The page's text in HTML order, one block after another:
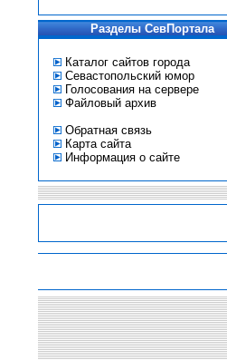
Разделы СевПортала
Каталог сайтов города
Севастопольский юмор
Голосования на сервере
Файловый архив
Обратная связь
Карта сайта
Информация о сайте